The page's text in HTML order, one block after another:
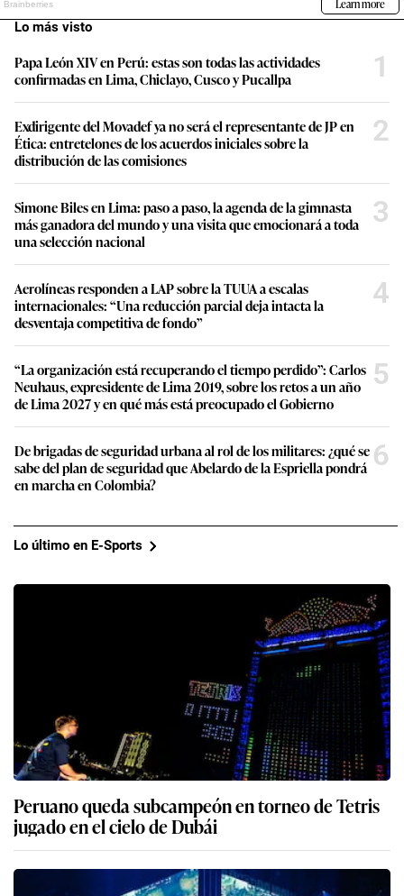
Lo más visto
Papa León XIV en Perú: estas son todas las actividades
confirmadas en Lima, Chiclayo, Cusco y Pucallpa
1
Exdirigente del Movadef ya no será el representante de JP en
Ética: entretelones de los acuerdos iniciales sobre la
distribución de las comisiones
2
Simone Biles en Lima: paso a paso, la agenda de la gimnasta
más ganadora del mundo y una visita que emocionará a toda
una selección nacional
3
Aerolíneas responden a LAP sobre la TUUA a escalas
internacionales: “Una reducción parcial deja intacta la
desventaja competitiva de fondo”
4
“La organización está recuperando el tiempo perdido”: Carlos
Neuhaus, expresidente de Lima 2019, sobre los retos a un año
de Lima 2027 y en qué más está preocupado el Gobierno
5
De brigadas de seguridad urbana al rol de los militares: ¿qué se
sabe del plan de seguridad que Abelardo de la Espriella pondrá
en marcha en Colombia?
6
Lo último en E-Sports
Peruano queda subcampeón en torneo de Tetris
jugado en el cielo de Dubái